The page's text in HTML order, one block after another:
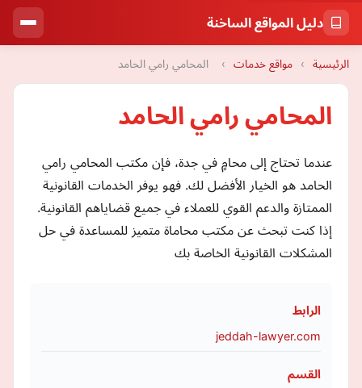
دليل المواقع الساخنة
الرئيسية › مواقع خدمات › المحامي رامي الحامد
المحامي رامي الحامد
عندما تحتاج إلى محامٍ في جدة، فإن مكتب المحامي رامي
الحامد هو الخيار الأفضل لك. فهو يوفر الخدمات القانونية
الممتازة والدعم القوي للعملاء في جميع قضاياهم القانونية.
إذا كنت تبحث عن مكتب محاماة متميز للمساعدة في حل
المشكلات القانونية الخاصة بك
الرابط
jeddah-lawyer.com
القسم